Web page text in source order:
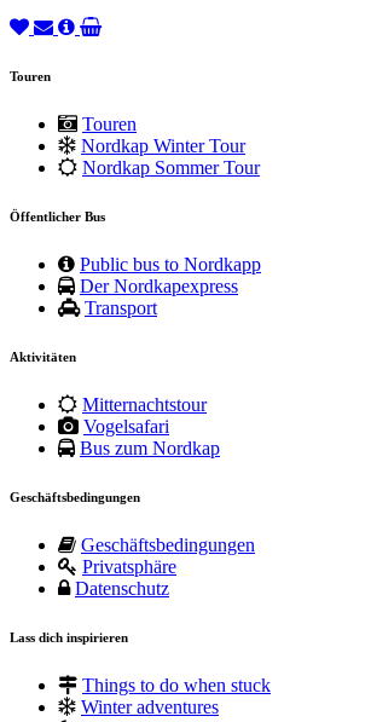
Touren
Touren
Nordkap Winter Tour
Nordkap Sommer Tour
Öffentlicher Bus
Public bus to Nordkapp
Der Nordkapexpress
Transport
Aktivitäten
Mitternachtstour
Vogelsafari
Bus zum Nordkap
Geschäftsbedingungen
Geschäftsbedingungen
Privatsphäre
Datenschutz
Lass dich inspirieren
Things to do when stuck
Winter adventures